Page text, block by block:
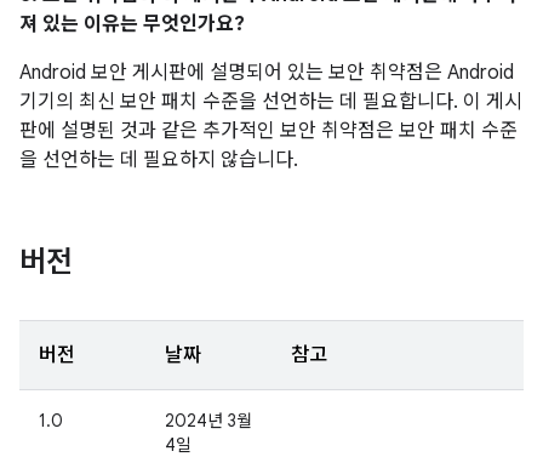
져 있는 이유는 무엇인가요?
Android 보안 게시판에 설명되어 있는 보안 취약점은 Android
기기의 최신 보안 패치 수준을 선언하는 데 필요합니다. 이 게시
판에 설명된 것과 같은 추가적인 보안 취약점은 보안 패치 수준
을 선언하는 데 필요하지 않습니다.
버전
버전 날짜 참고
1.0
2024년 3월
4일